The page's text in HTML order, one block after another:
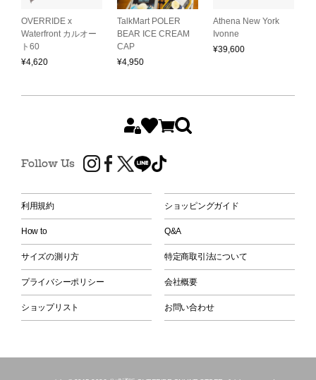
OVERRIDE x
Waterfront カルオー
ト60
¥4,620
TalkMart POLER
BEAR ICE CREAM
CAP
¥4,950
Athena New York
Ivonne
¥39,600
Follow Us
利用規約 ショッピングガイド
How to Q&A
サイズの測り方 特定商取引法について
プライバシーポリシー 会社概要
ショップリスト お問い合わせ